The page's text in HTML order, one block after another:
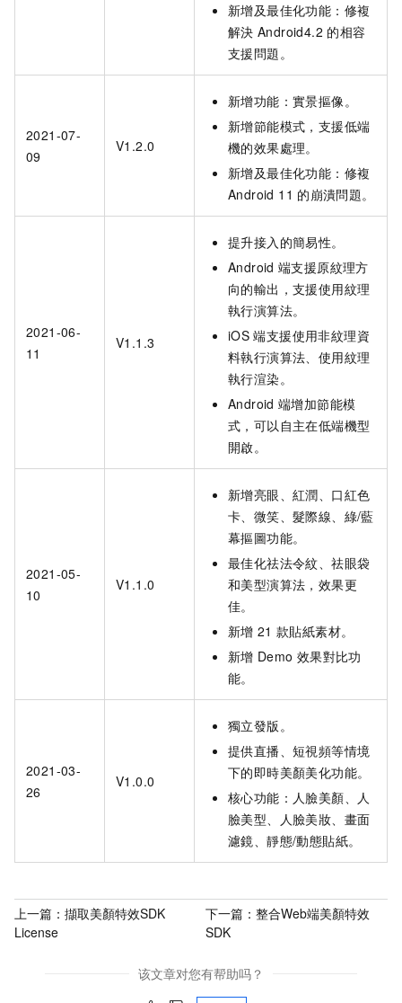
新增及最佳化功能：修複
解決 Android4.2 的相容
支援問題。
2021-07-
09
V1.2.0
新增功能：實景摳像。
新增節能模式，支援低端
機的效果處理。
新增及最佳化功能：修複
Android 11 的崩潰問題。
2021-06-
11
V1.1.3
提升接入的簡易性。
Android 端支援原紋理方
向的輸出，支援使用紋理
執行演算法。
iOS 端支援使用非紋理資
料執行演算法、使用紋理
執行渲染。
Android 端增加節能模
式，可以自主在低端機型
開啟。
2021-05-
10
V1.1.0
新增亮眼、紅潤、口紅色
卡、微笑、髮際線、綠/藍
幕摳圖功能。
最佳化祛法令紋、祛眼袋
和美型演算法，效果更
佳。
新增 21 款貼紙素材。
新增 Demo 效果對比功
能。
2021-03-
26
V1.0.0
獨立發版。
提供直播、短視頻等情境
下的即時美顏美化功能。
核心功能：人臉美顏、人
臉美型、人臉美妝、畫面
濾鏡、靜態/動態貼紙。
上一篇： 擷取美顏特效SDK
License
下一篇： 整合Web端美顏特效
SDK
该文章对您有帮助吗？